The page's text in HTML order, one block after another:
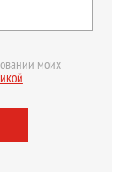
моих